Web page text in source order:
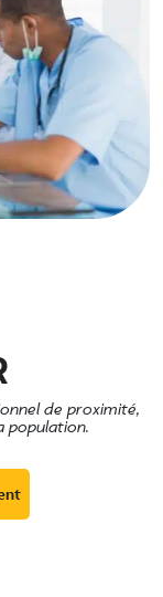
de proximité,
population.